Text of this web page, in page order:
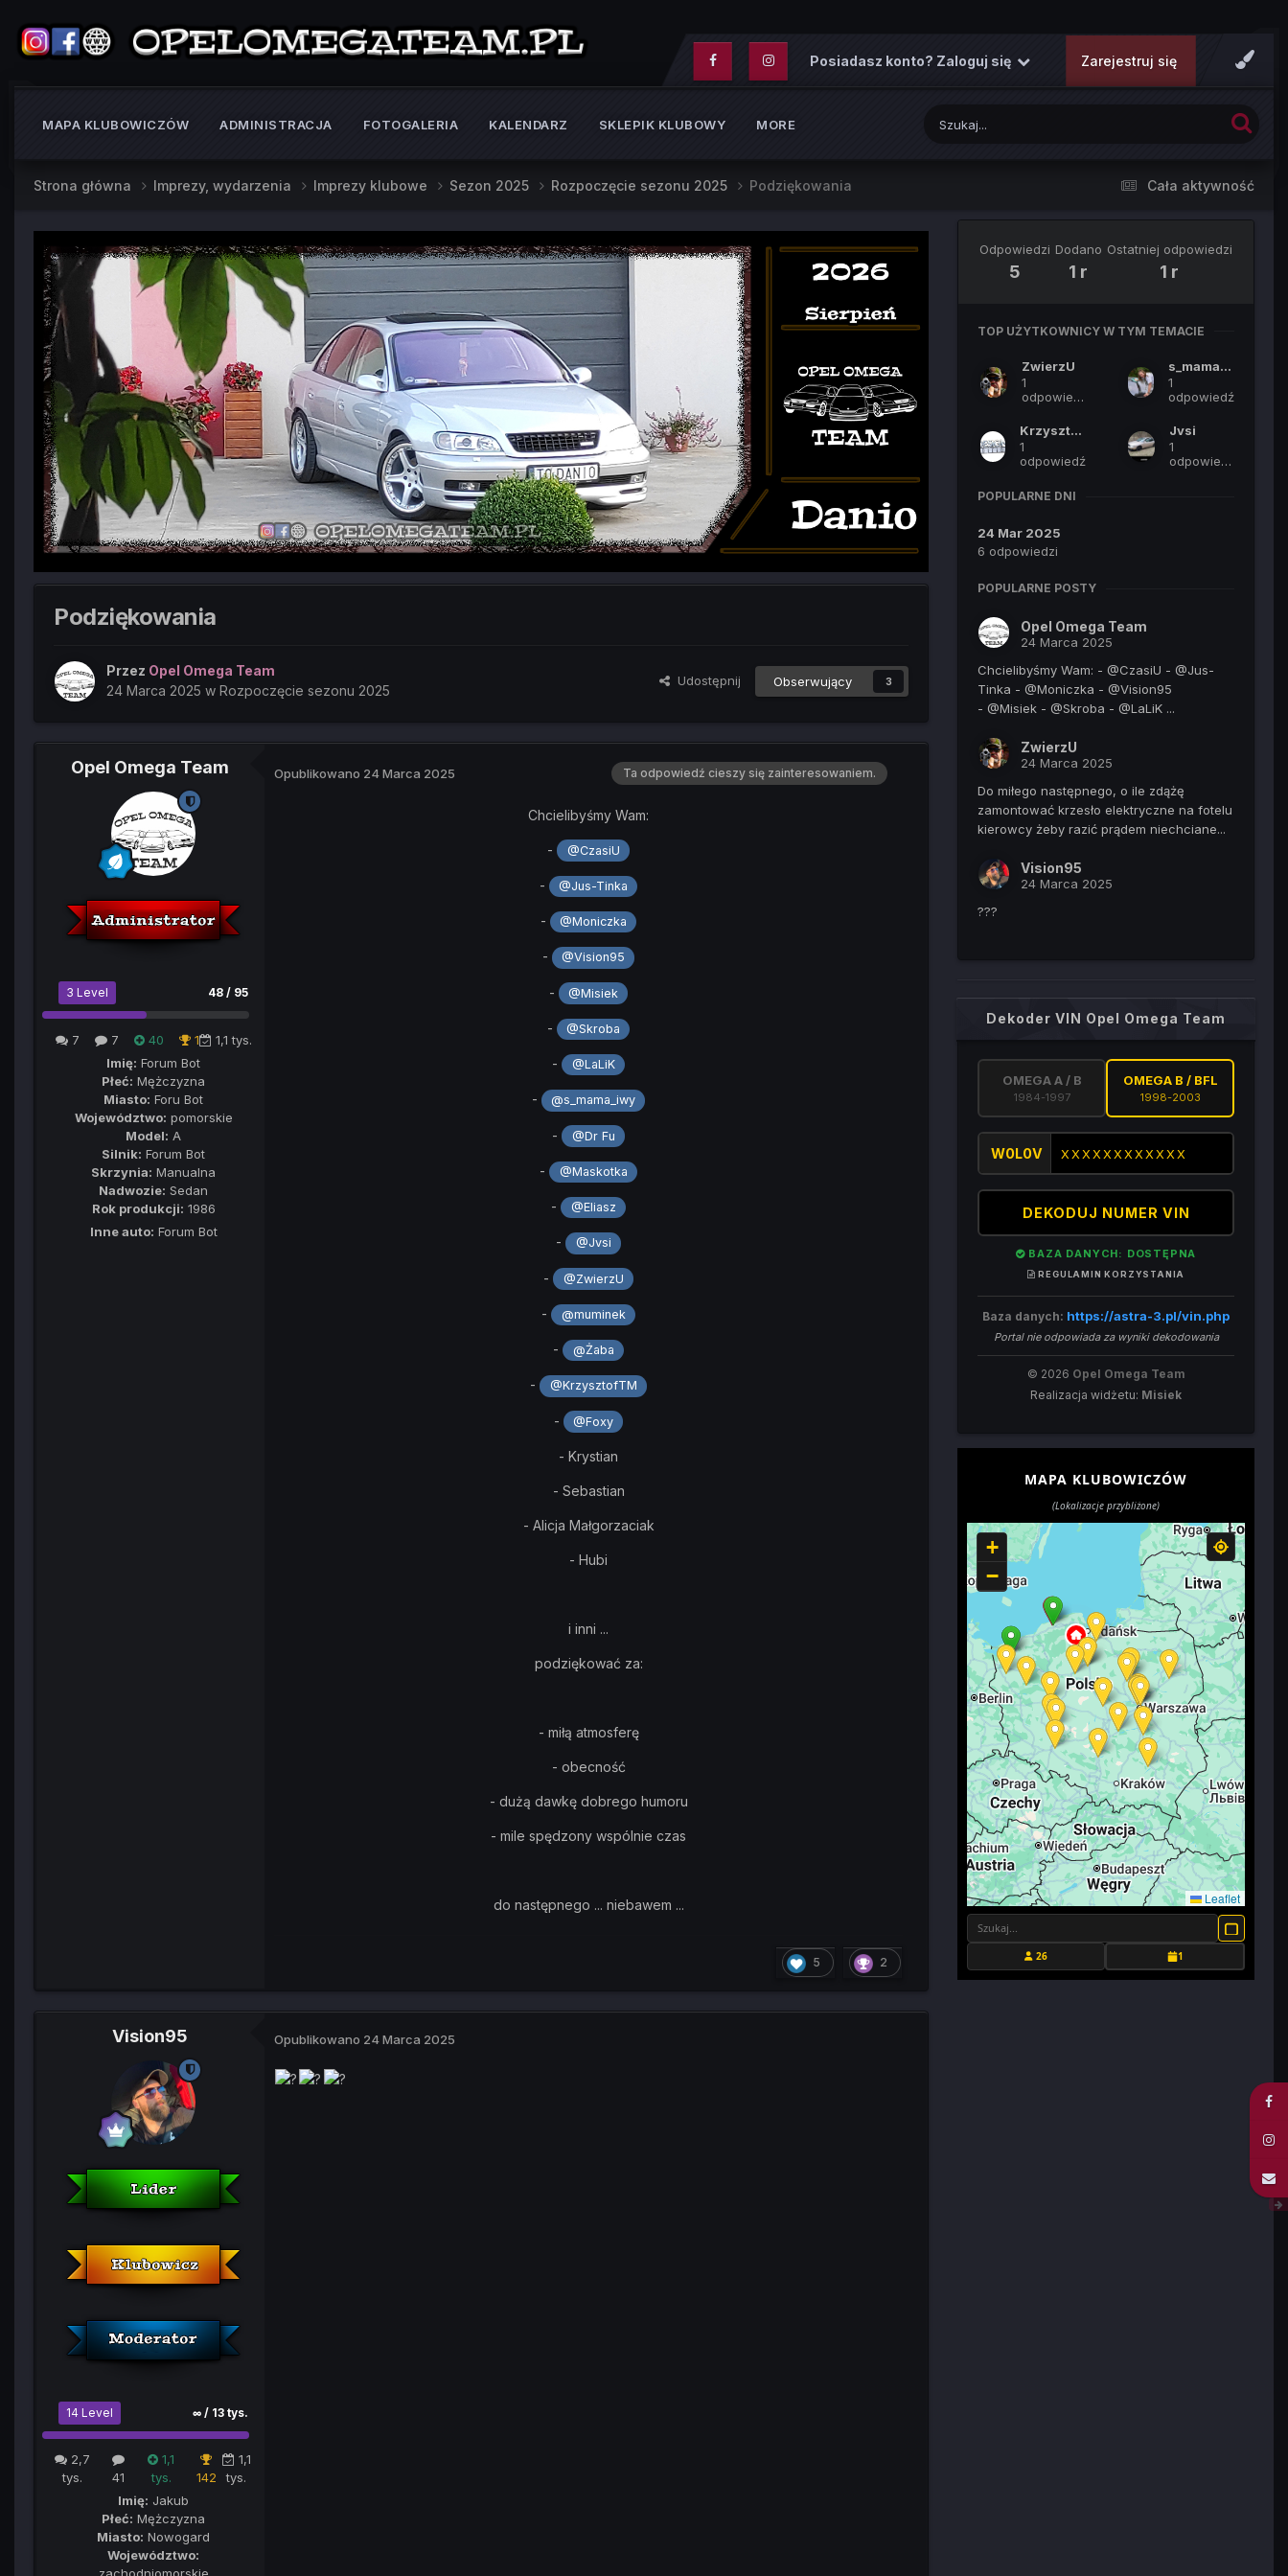
Posiadasz konto? Zaloguj się Zarejestruj się
MAPA KLUBOWICZÓW ADMINISTRACJA FOTOGALERIA KALENDARZ SKLEPIK KLUBOWY MORE
Cała aktywność
Strona główna Imprezy, wydarzenia Imprezy klubowe Sezon 2025 Rozpoczęcie sezonu 2025 Podziękowania
Podziękowania
Przez Opel Omega Team
24 Marca 2025 w Rozpoczęcie sezonu 2025
Udostępnij Obserwujący 3
Opel Omega Team
3 Level 48 / 95
7 7 40 1
1,1 tys.
Imię: Forum Bot
Płeć: Mężczyzna
Miasto: Foru Bot
Województwo: pomorskie
Model: A
Silnik: Forum Bot
Skrzynia: Manualna
Nadwozie: Sedan
Rok produkcji: 1986
Inne auto: Forum Bot
Ta odpowiedź cieszy się zainteresowaniem.
Opublikowano 24 Marca 2025
Chcielibyśmy Wam:
- @CzasiU
- @Jus-Tinka
- @Moniczka
- @Vision95
- @Misiek
- @Skroba
- @LaLiK
- @s_mama_iwy
- @Dr Fu
- @Maskotka
- @Eliasz
- @Jvsi
- @ZwierzU
- @muminek
- @Żaba
- @KrzysztofTM
- @Foxy
- Krystian
- Sebastian
- Alicja Małgorzaciak
- Hubi
i inni ...
podziękować za:
- miłą atmosferę
- obecność
- dużą dawkę dobrego humoru
- mile spędzony wspólnie czas
do następnego ... niebawem ...
5 2
Vision95
14 Level ∞ / 13 tys.
2,7
tys.
41
1,1
tys.
142
1,1
tys.
Imię: Jakub
Płeć: Mężczyzna
Miasto: Nowogard
Województwo:
Opublikowano 24 Marca 2025
Odpowiedzi
5
Dodano
1 r
Ostatniej odpowiedzi
1 r
TOP UŻYTKOWNICY W TYM TEMACIE
ZwierzU
1
odpowiedź
s_mama_iwy
1
odpowiedź
KrzysztofTM
1
odpowiedź
Jvsi
1
odpowiedź
POPULARNE DNI
24 Mar 2025
6 odpowiedzi
POPULARNE POSTY
Opel Omega Team
24 Marca 2025
Chcielibyśmy Wam: - @CzasiU - @Jus-
Tinka - @Moniczka - @Vision95
- @Misiek - @Skroba - @LaLiK ...
ZwierzU
24 Marca 2025
Do miłego następnego, o ile zdążę
zamontować krzesło elektryczne na fotelu
kierowcy żeby razić prądem niechciane...
Vision95
24 Marca 2025
???
Dekoder VIN Opel Omega Team
OMEGA A / B
1984-1997
OMEGA B / BFL
1998-2003
W0L0V
DEKODUJ NUMER VIN
BAZA DANYCH: DOSTĘPNA
REGULAMIN KORZYSTANIA
Baza danych: https://astra-3.pl/vin.php
Portal nie odpowiada za wyniki dekodowania
© 2026 Opel Omega Team
Realizacja widżetu: Misiek
MAPA KLUBOWICZÓW
(Lokalizacje przybliżone)
+
−
Leaflet
26 1